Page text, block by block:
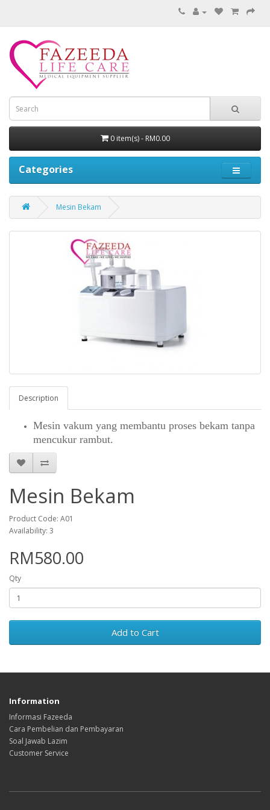
0 item(s) - RM0.00
Categories
Mesin Bekam
Description
Mesin vakum yang membantu proses bekam tanpa
mencukur rambut.
Mesin Bekam
Product Code: A01
Availability: 3
RM580.00
Qty
Add to Cart
Information
Informasi Fazeeda
Cara Pembelian dan Pembayaran
Soal Jawab Lazim
Customer Service